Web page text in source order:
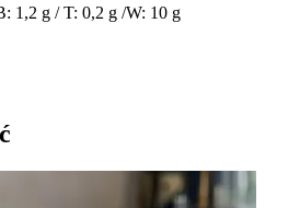
1,2 g / T: 0,2 g /W: 10 g